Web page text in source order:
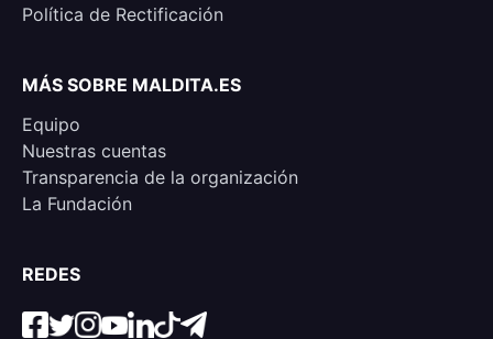
Política de Rectificación
MÁS SOBRE MALDITA.ES
Equipo
Nuestras cuentas
Transparencia de la organización
La Fundación
REDES